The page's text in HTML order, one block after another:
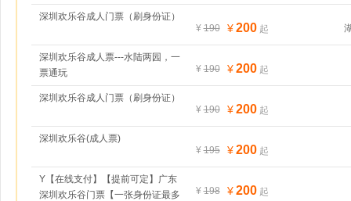
深圳欢乐谷成人门票（刷身份证）
¥ 190 ¥200 起
深圳欢乐谷成人票---水陆两园，一
票通玩
¥ 190 ¥200 起
深圳欢乐谷成人门票（刷身份证）
¥ 190 ¥200 起
深圳欢乐谷(成人票)
¥ 195 ¥200 起
Y【在线支付】【提前可定】广东
深圳欢乐谷门票【一张身份证最多
¥ 198 ¥200 起